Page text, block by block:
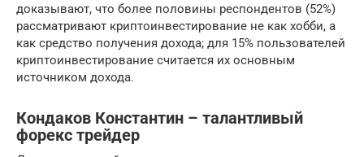
доказывают, что более половины респондентов (52%)
рассматривают криптоинвестирование не как хобби, а
как средство получения дохода; для 15% пользователей
криптоинвестирование считается их основным
источником дохода.
Кондаков Константин – талантливый
форекс трейдер